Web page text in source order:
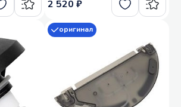
2 520 ₽
оригинал